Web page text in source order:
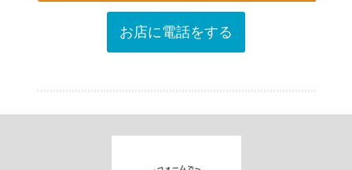
お店に電話をする